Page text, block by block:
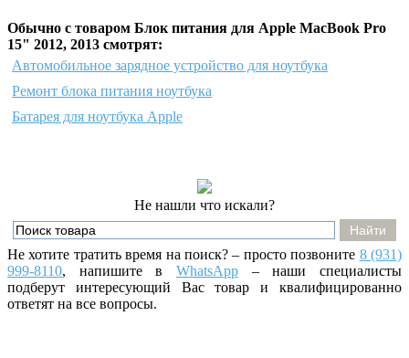
Обычно с товаром Блок питания для Apple MacBook Pro
15" 2012, 2013 смотрят:
Автомобильное зарядное устройство для ноутбука
Ремонт блока питания ноутбука
Батарея для ноутбука Apple
Не нашли что искали?
Не хотите тратить время на поиск? – просто позвоните 8 (931)
999-8110, напишитевWhatsApp – наши специалисты
подберут интересующий Вас товар и квалифицированно
ответят на все вопросы.